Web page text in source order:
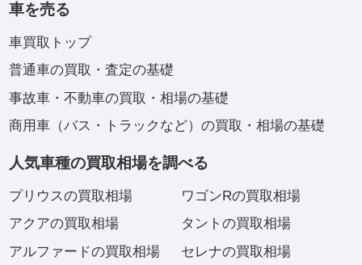
車を売る
車買取トップ
普通車の買取・査定の基礎
事故車・不動車の買取・相場の基礎
商用車（バス・トラックなど）の買取・相場の基礎
人気車種の買取相場を調べる
プリウスの買取相場
アクアの買取相場
アルファードの買取相場
ワゴンRの買取相場
タントの買取相場
セレナの買取相場